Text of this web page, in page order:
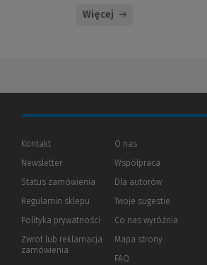
Więcej
Kontakt
Newsletter
Status zamówienia
Regulamin sklepu
Polityka prywatności (Nowe
(Link
innej
Zwrot lub reklamacja
zamówienia
O nas
Współpraca
Dla autorów(Nowe
(Link
innej
strony)
Twoje sugestie
Co nas wyróżnia
Mapa strony
FAQ